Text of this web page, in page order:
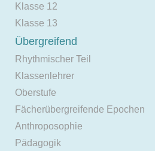
Klasse 12
Klasse 13
Übergreifend
Rhythmischer Teil
Klassenlehrer
Oberstufe
Fächerübergreifende Epochen
Anthroposophie
Pädagogik